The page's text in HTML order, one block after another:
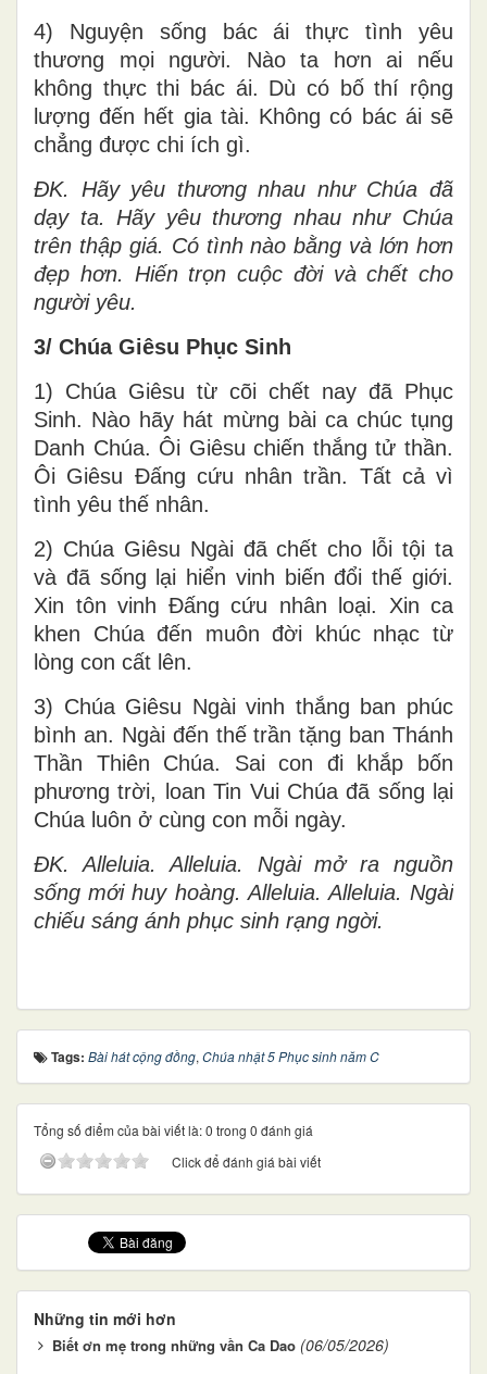
4) Nguyện sống bác ái thực tình yêu
thương mọi người. Nào ta hơn ai nếu
không thực thi bác ái. Dù có bố thí rộng
lượng đến hết gia tài. Không có bác ái sẽ
chẳng được chi ích gì.
ĐK. Hãy yêu thương nhau như Chúa đã
dạy ta. Hãy yêu thương nhau như Chúa
trên thập giá. Có tình nào bằng và lớn hơn
đẹp hơn. Hiến trọn cuộc đời và chết cho
người yêu.
3/ Chúa Giêsu Phục Sinh
1) Chúa Giêsu từ cõi chết nay đã Phục
Sinh. Nào hãy hát mừng bài ca chúc tụng
Danh Chúa. Ôi Giêsu chiến thắng tử thần.
Ôi Giêsu Đấng cứu nhân trần. Tất cả vì
tình yêu thế nhân.
2) Chúa Giêsu Ngài đã chết cho lỗi tội ta
và đã sống lại hiển vinh biến đổi thế giới.
Xin tôn vinh Đấng cứu nhân loại. Xin ca
khen Chúa đến muôn đời khúc nhạc từ
lòng con cất lên.
3) Chúa Giêsu Ngài vinh thắng ban phúc
bình an. Ngài đến thế trần tặng ban Thánh
Thần Thiên Chúa. Sai con đi khắp bốn
phương trời, loan Tin Vui Chúa đã sống lại
Chúa luôn ở cùng con mỗi ngày.
ĐK. Alleluia. Alleluia. Ngài mở ra nguồn
sống mới huy hoàng. Alleluia. Alleluia. Ngài
chiếu sáng ánh phục sinh rạng ngời.
Tags: Bài hát cộng đồng, Chúa nhật 5 Phục sinh năm C
Tổng số điểm của bài viết là: 0 trong 0 đánh giá
Click để đánh giá bài viết
Những tin mới hơn
Biết ơn mẹ trong những vần Ca Dao (06/05/2026)